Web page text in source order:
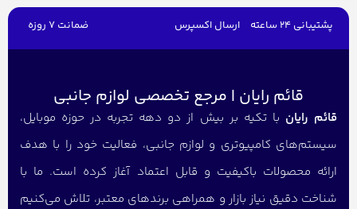
پشتیبانی 24 ساعته ارسال اکسپرس ضمانت 7 روزه
قائم رایان | مرجع تخصصی لوازم جانبی
قائم رایان با تکیه بر بیش از دو دهه تجربه در حوزه موبایل،
سیستم‌های کامپیوتری و لوازم جانبی، فعالیت خود را با هدف
ارائه محصولات باکیفیت و قابل اعتماد آغاز کرده است. ما با
شناخت دقیق نیاز بازار و همراهی برندهای معتبر، تلاش می‌کنیم